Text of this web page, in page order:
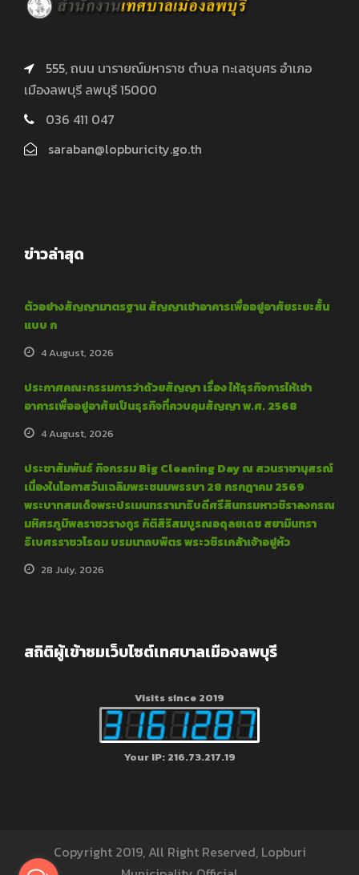
555, ถนน นารายณ์มหาราช ตำบล ทะเลชุบศร อำเภอ
เมืองลพบุรี ลพบุรี 15000
036 411 047
saraban@lopburicity.go.th
ข่าวล่าสุด
ตัวอย่างสัญญามาตรฐาน สัญญาเช่าอาคารเพื่ออยู่อาศัยระยะสั้น
แบบ ก
4 August, 2026
ประกาศคณะกรรมการว่าด้วยสัญญา เรื่อง ให้ธุรกิจการให้เช่า
อาคารเพื่ออยู่อาศัยเป็นธุรกิจที่ควบคุมสัญญา พ.ศ. 2568
4 August, 2026
ประชาสัมพันธ์ กิจกรรม Big Cleaning Day ณ สวนราชานุสรณ์
เนื่องในโอกาสวันเฉลิมพระชนมพรรษา 28 กรกฎาคม 2569
พระบาทสมเด็จพระปรเมนทรรามาธิบดีศรีสินทรมหาวชิราลงกรณ
มหิศรภูมิพลราชวรางกูร กิติสิริสมบูรณอดุลยเดช สยามินทรา
ธิเบศรราชวโรดม บรมนาถบพิตร พระวชิรเกล้าเจ้าอยู่หัว
28 July, 2026
สถิติผู้เข้าชมเว็บไซต์เทศบาลเมืองลพบุรี
Visits since 2019
Your IP: 216.73.217.19
Copyright 2019, All Right Reserved, Lopburi